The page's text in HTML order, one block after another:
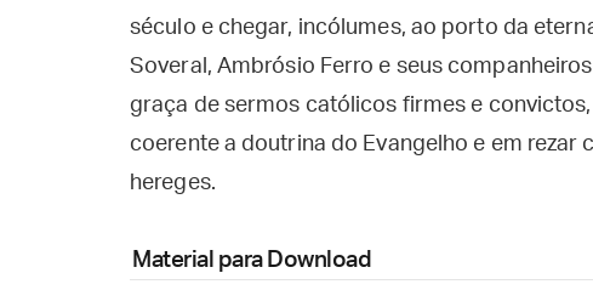
século e chegar, incólumes, ao porto da
Soveral, Ambrósio Ferro e seus
graça de sermos católicos firmes e
coerente a doutrina do Evangelho e em
hereges.
Material para Download